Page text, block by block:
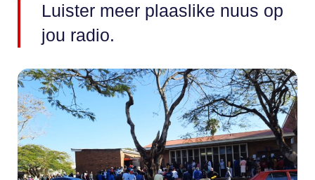
Luister meer plaaslike nuus op
jou radio.